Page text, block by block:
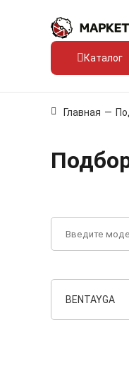
Каталог
Главная —
BENTAYGA